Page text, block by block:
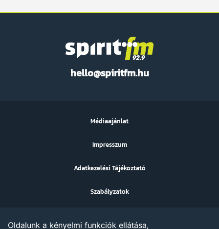
hello@spiritfm.hu
FM
Médiaajánlat
Impresszum
Adatkezelési Tájékoztató
Szabályzatok
Oldalunk a kényelmi funkciók ellátása,